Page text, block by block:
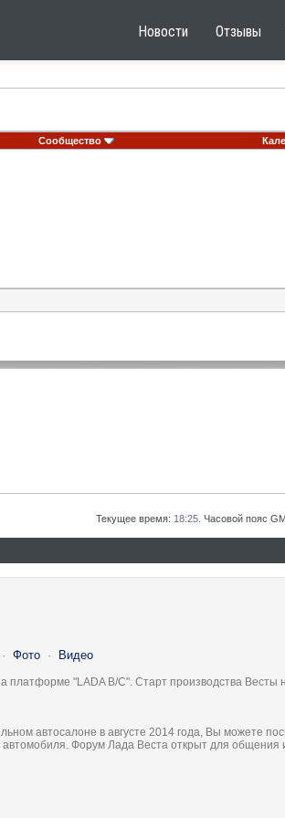
Новости Отзывы
Сообщество
Текущее время: 18:25 . Часовой пояс
· Фото · Видео
"LADA B/C". Старт производства Весты
автосалоне в августе 2014 года, Вы можете
автомобиля. Форум Лада Веста открыт для